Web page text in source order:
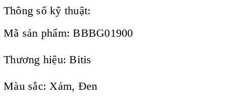
Thông số kỹ thuật:
Mã sản phẩm: BBBG01900
Thương hiệu: Bitis
Màu sắc: Xám, Đen